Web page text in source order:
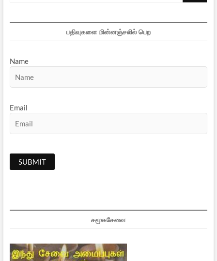
பதிவுகளை மின்னஞ்சலில் பெற
Name
Email
சமூகசேவை